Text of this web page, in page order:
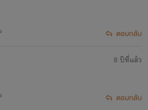
= 1 กำลังใจ
ตอบกลับ
8 ปีที่แล้ว
ตอบกลับ